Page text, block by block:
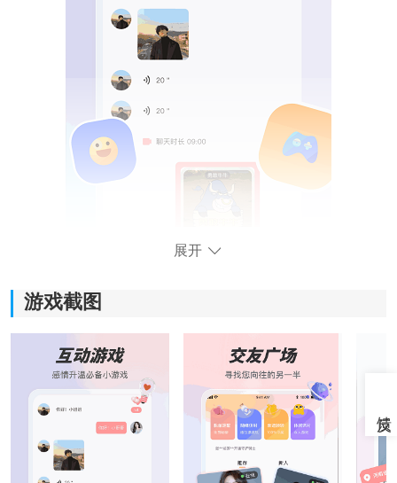
《趣夜社圈》软件特色：
1.单身用户可以在软件里遇到自己心仪的对象，使自己快
速脱单。
2.支持加密通话功能，该功能可以保护用户的了解隐私。
3.软件可以将所有用户的个人信息集成在一张卡片上，方
展开
游戏截图